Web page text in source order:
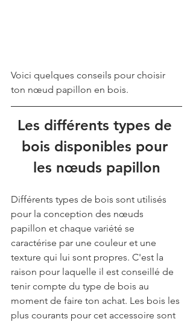
Voici quelques conseils pour choisir
ton nœud papillon en bois.
Les différents types de
bois disponibles pour
les nœuds papillon
Différents types de bois sont utilisés
pour la conception des nœuds
papillon et chaque variété se
caractérise par une couleur et une
texture qui lui sont propres. C'est la
raison pour laquelle il est conseillé de
tenir compte du type de bois au
moment de faire ton achat. Les bois les
plus courants pour cet accessoire sont